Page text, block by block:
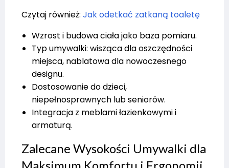
Czytaj również: Jak odetkać zatkaną toaletę
Wzrost i budowa ciała jako baza pomiaru.
Typ umywalki: wisząca dla oszczędności
miejsca, nablatowa dla nowoczesnego
designu.
Dostosowanie do dzieci,
niepełnosprawnych lub seniorów.
Integracja z meblami łazienkowymi i
armaturą.
Zalecane Wysokości Umywalki dla
Maksimum Komfortu i Ergonomii